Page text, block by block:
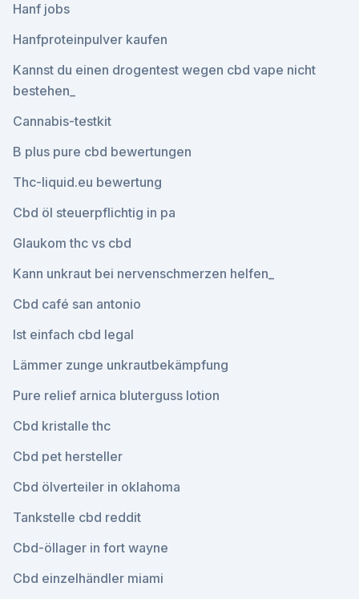
Hanf jobs
Hanfproteinpulver kaufen
Kannst du einen drogentest wegen cbd vape nicht
bestehen_
Cannabis-testkit
B plus pure cbd bewertungen
Thc-liquid.eu bewertung
Cbd öl steuerpflichtig in pa
Glaukom thc vs cbd
Kann unkraut bei nervenschmerzen helfen_
Cbd café san antonio
Ist einfach cbd legal
Lämmer zunge unkrautbekämpfung
Pure relief arnica bluterguss lotion
Cbd kristalle thc
Cbd pet hersteller
Cbd ölverteiler in oklahoma
Tankstelle cbd reddit
Cbd-öllager in fort wayne
Cbd einzelhändler miami